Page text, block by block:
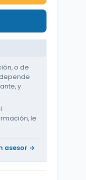
o de
y
le
asesor →